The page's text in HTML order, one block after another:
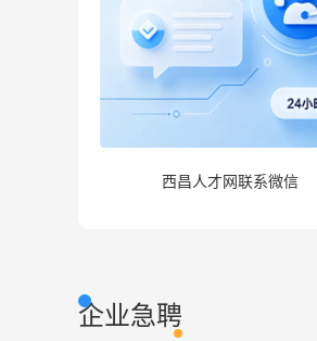
西昌人才网联系微信
企业急聘